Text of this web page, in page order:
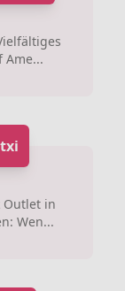
Ame...
Outlet in
Wen...